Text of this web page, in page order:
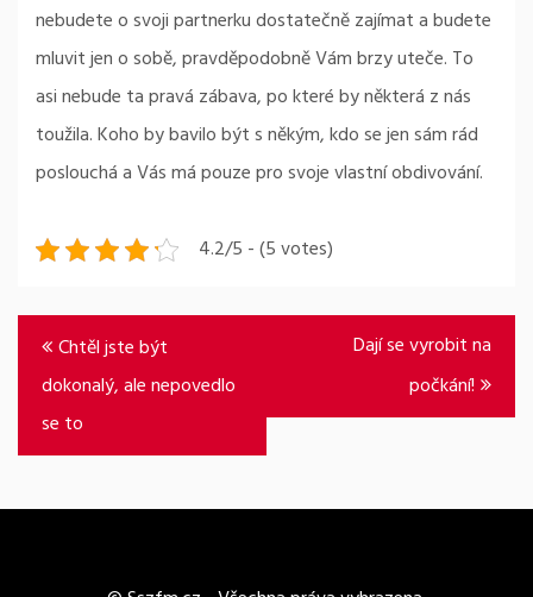
nebudete o svoji partnerku dostatečně zajímat a budete
mluvit jen o sobě, pravděpodobně Vám brzy uteče. To
asi nebude ta pravá zábava, po které by některá z nás
toužila. Koho by bavilo být s někým, kdo se jen sám rád
poslouchá a Vás má pouze pro svoje vlastní obdivování.
4.2/5 - (5 votes)
Navigace
pro
příspěvek
Chtěl jste být
dokonalý, ale nepovedlo
se to
Dají se vyrobit na
počkání!